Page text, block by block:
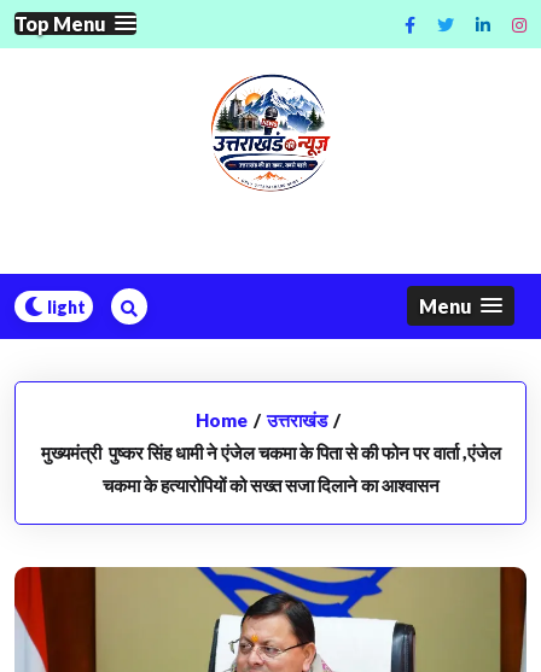
Skip
to
Top Menu
Menu
Home / उत्तराखंड /
मुख्यमंत्री पुष्कर सिंह धामी ने एंजेल चकमा के पिता से की फोन पर वार्ता ,एंजेल
चकमा के हत्यारोपियों को सख्त सजा दिलाने का आश्वासन